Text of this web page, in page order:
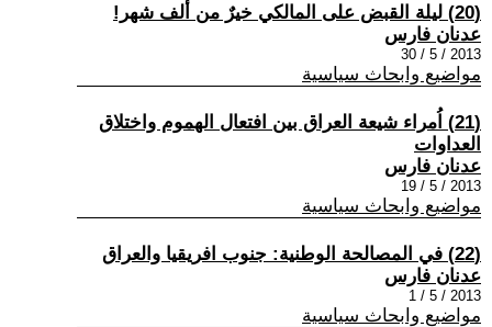
(20) ليلة القبض على المالكي خيرٌ من ألف شهر!
عدنان فارس
2013 / 5 / 30
مواضيع وابحاث سياسية
(21) اُمراء شيعة العراق بين افتعال الهموم واختلاق
العداوات
عدنان فارس
2013 / 5 / 19
مواضيع وابحاث سياسية
(22) في المصالحة الوطنية: جنوب افريقيا والعراق
عدنان فارس
2013 / 5 / 1
مواضيع وابحاث سياسية